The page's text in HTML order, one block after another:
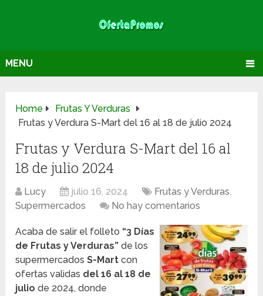
MENU
Home
Frutas Y Verduras
Frutas y Verdura S-Mart del 16 al 18 de julio 2024
Frutas y Verdura S-Mart del 16 al
18 de julio 2024
Lucy julio 16, 2024 Frutas y Verduras,
Supermercados
No hay comentarios
Acaba de salir el folleto “3 Días
de Frutas y Verduras” de los
supermercadosS-Mart con
ofertas validas del 16 al 18 de
julio de 2024, donde